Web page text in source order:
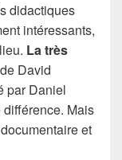
didactiques
intéressants,
La très
David
par Daniel
différence. Mais
et